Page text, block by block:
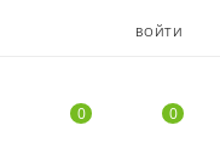
ВОЙТИ
0 0